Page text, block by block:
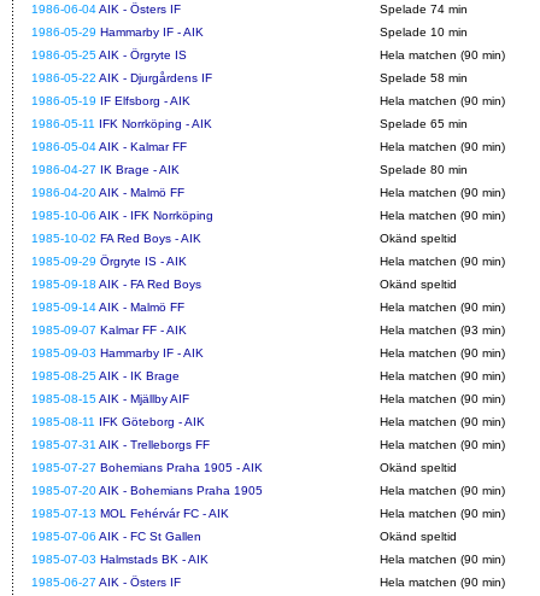
1986-06-04AIK - Östers IF
Spelade 74 min
1986-05-29 Hammarby IF - AIK
Spelade 10 min
1986-05-25AIK - Örgryte IS
Hela matchen (90 min)
1986-05-22 AIK - Djurgårdens IF
Spelade 58 min
1986-05-19 IF Elfsborg - AIK
Hela matchen (90 min)
1986-05-11 IFK Norrköping - AIK
Spelade 65 min
1986-05-04AIK - Kalmar FF
Hela matchen (90 min)
1986-04-27 IK Brage - AIK
Spelade 80 min
1986-04-20AIK - Malmö FF
Hela matchen (90 min)
1985-10-06 AIK - IFK Norrköping
Hela matchen (90 min)
1985-10-02 FA Red Boys - AIK
Okänd speltid
1985-09-29 Örgryte IS - AIK
Hela matchen (90 min)
1985-09-18 AIK - FA Red Boys
Okänd speltid
1985-09-14AIK - Malmö FF
Hela matchen (90 min)
1985-09-07 Kalmar FF - AIK
Hela matchen (93 min)
1985-09-03 Hammarby IF - AIK
Hela matchen (90 min)
1985-08-25AIK - IK Brage
Hela matchen (90 min)
1985-08-15AIK - Mjällby AIF
Hela matchen (90 min)
1985-08-11 IFK Göteborg - AIK
Hela matchen (90 min)
1985-07-31 AIK - Trelleborgs FF
Hela matchen (90 min)
1985-07-27 Bohemians Praha 1905 - AIK
Okänd speltid
1985-07-20AIK - Bohemians Praha 1905
Hela matchen (90 min)
1985-07-13 MOL Fehérvár FC - AIK
Hela matchen (90 min)
1985-07-06 AIK - FC St Gallen
Okänd speltid
1985-07-03 Halmstads BK - AIK
Hela matchen (90 min)
1985-06-27 AIK - Östers IF
Hela matchen (90 min)